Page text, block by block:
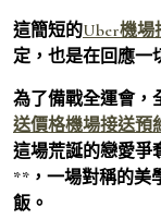
這簡短的Uber機場
定，也是在回應一
為了備戰全運會，
送價格機場接送預
這場荒誕的戀愛爭
**，一場對稱的美
飯。